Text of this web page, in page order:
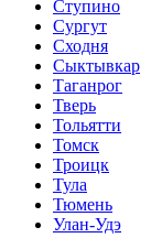
Ступино
Сургут
Сходня
Сыктывкар
Таганрог
Тверь
Тольятти
Томск
Троицк
Тула
Тюмень
Улан-Удэ